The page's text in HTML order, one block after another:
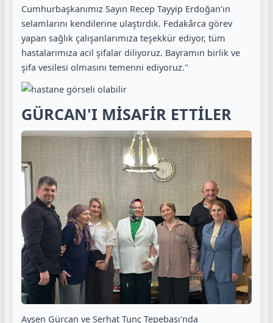
Cumhurbaşkanımız Sayın Recep Tayyip Erdoğan’ın
selamlarını kendilerine ulaştırdık. Fedakârca görev
yapan sağlık çalışanlarımıza teşekkür ediyor, tüm
hastalarımıza acil şifalar diliyoruz. Bayramın birlik ve
şifa vesilesi olmasını temenni ediyoruz."
GÜRCAN'I MİSAFİR ETTİLER
Ayşen Gürcan ve Serhat Tunç Tepebaşı'nda